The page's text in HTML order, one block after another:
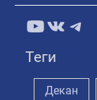
YouTube
Теги
Декан